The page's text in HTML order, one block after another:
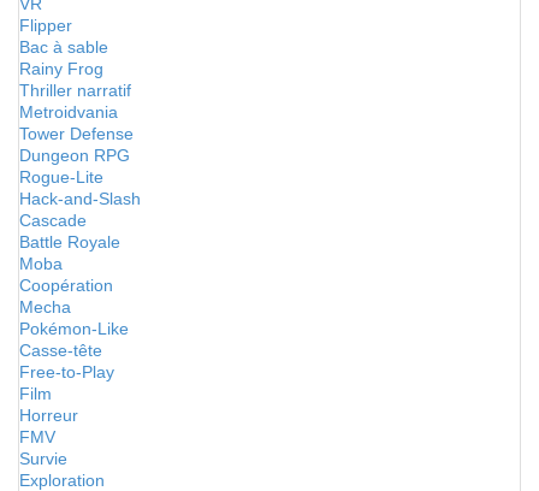
Flipper
Bac à sable
Rainy Frog
Thriller narratif
Metroidvania
Tower Defense
Dungeon RPG
Rogue-Lite
Hack-and-Slash
Cascade
Battle Royale
Moba
Coopération
Mecha
Pokémon-Like
Casse-tête
Free-to-Play
Film
Horreur
FMV
Survie
Exploration